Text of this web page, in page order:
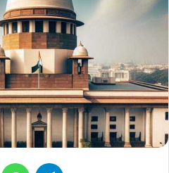
MessengerWhatsApp